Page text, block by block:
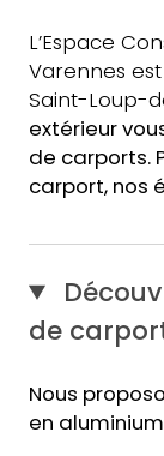
L’Espace
Varennes est
Saint-Loup-
extérieur
de carports.
carport, nos
de
Nous
en